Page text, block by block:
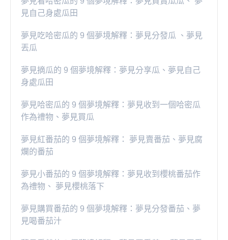
見自己身處瓜田
夢見吃哈密瓜的 9 個夢境解釋：夢見分發瓜 、夢見
丟瓜
夢見摘瓜的 9 個夢境解釋：夢見分享瓜、夢見自己
身處瓜田
夢見哈密瓜的 9 個夢境解釋：夢見收到一個哈密瓜
作為禮物、夢見買瓜
夢見紅番茄的 9 個夢境解釋： 夢見賣番茄、夢見腐
爛的番茄
​夢見小番茄的 9 個夢境解釋：夢見收到櫻桃番茄作
為禮物、 夢見櫻桃落下
夢見購買番茄的 9 個夢境解釋：夢見分發番茄、夢
見喝番茄汁